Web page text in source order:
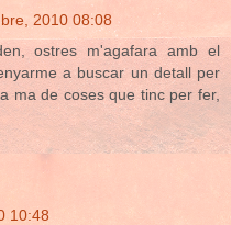
2010 08:08
ostres m'agafara amb el
a buscar un detall per
ma de coses que tinc per fer,
10:48